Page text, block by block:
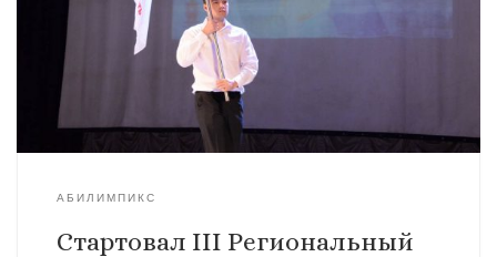
АБИЛИМПИКС
Стартовал III Региональный